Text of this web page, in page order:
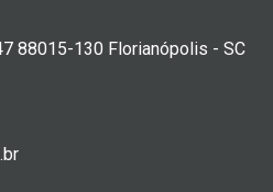
88015-130 Florianópolis - SC